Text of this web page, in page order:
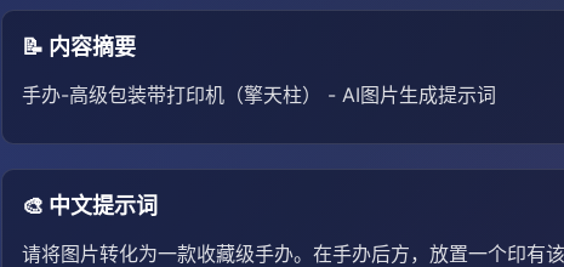
📝 内容摘要
手办-高级包装带打印机（擎天柱） - AI图片生成提示词
🎨 中文提示词
请将图片转化为一款收藏级手办。在手办后方，放置一个印有